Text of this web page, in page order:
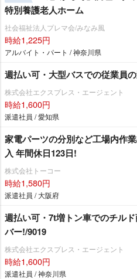
特別養護老人ホーム
社会福祉法人プレマ会/みなみ風
時給1,225円
アルバイト・パート / 神奈川県
週払い可・大型バスでの従業員
株式会社エクスプレス・エージェント
時給1,600円
派遣社員 / 愛知県
家電パーツの分別など工場内作
入 年間休日123日!
株式会社トーコー
時給1,580円
派遣社員 / 大阪府
週払い可・7t増トン車でのチル
バー!/9019
株式会社エクスプレス・エージェント
時給1,600円
派遣社員 / 神奈川県